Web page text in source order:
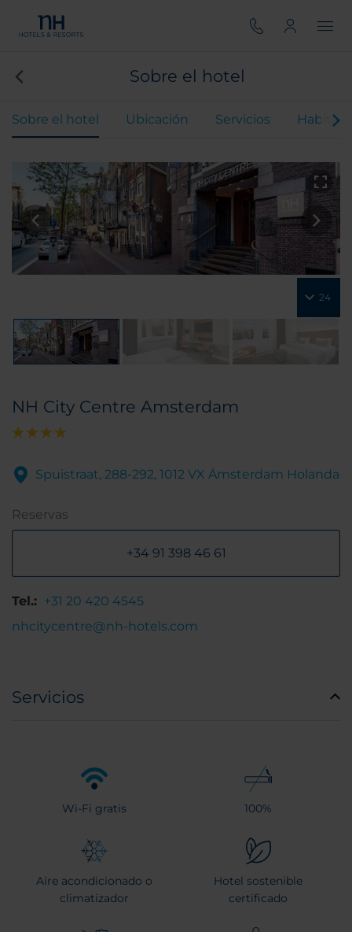
Sobre el hotel
Sobre el hotel Ubicación Servicios
24
NH City Centre Amsterdam
Spuistraat, 288-292, 1012 VX Ámsterdam Holanda
Reservas
+34 91 398 46 61
Tel.: +31 20 420 4545
nhcitycentre@nh-hotels.com
Servicios
Wi-Fi gratis 100%
Aire acondicionado o
climatizador
Hotel sostenible
certificado